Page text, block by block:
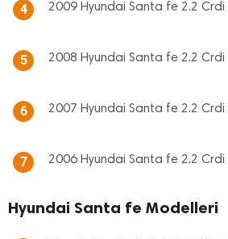
4 2009 Hyundai Santa fe 2.2 Crdi
5 2008 Hyundai Santa fe 2.2 Crdi
6 2007 Hyundai Santa fe 2.2 Crdi
7 2006 Hyundai Santa fe 2.2 Crdi
Hyundai Santa fe Modelleri